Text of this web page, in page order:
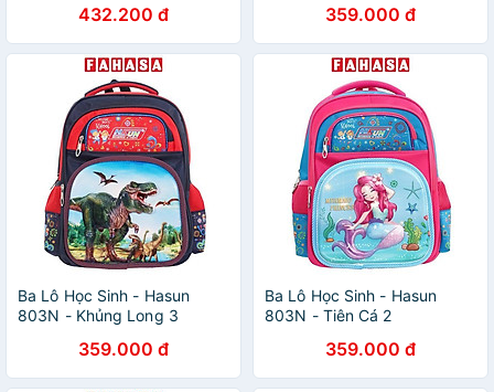
432.200 đ 359.000 đ
Ba Lô Học Sinh - Hasun
803N - Khủng Long 3
359.000 đ
Ba Lô Học Sinh - Hasun
803N - Tiên Cá 2
359.000 đ